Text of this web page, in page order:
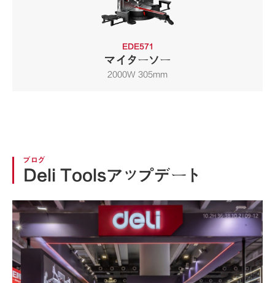
EDE571
マイターソー
2000W 305mm
ブログ
Deli Toolsアップデート